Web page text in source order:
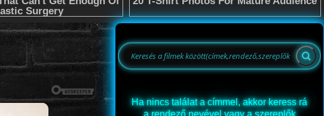
Ha nincs találat a címmel, akkor keress rá
a rendező nevével vagy a szereplők